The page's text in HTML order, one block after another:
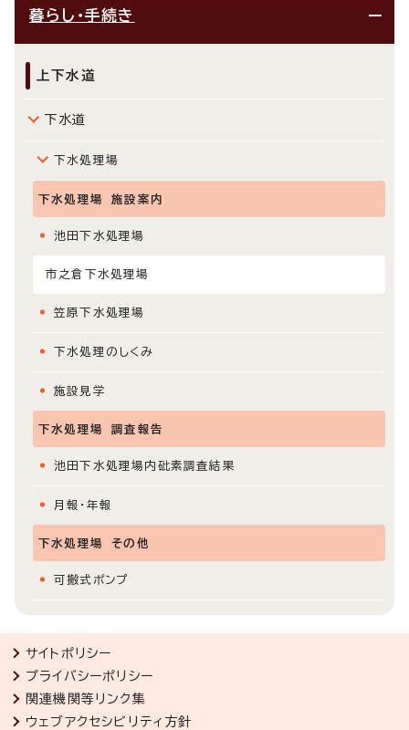
暮らし・手続き
上下水道
下水道
下水処理場
下水処理場 施設案内
池田下水処理場
市之倉下水処理場
笠原下水処理場
下水処理のしくみ
施設見学
下水処理場 調査報告
池田下水処理場内砒素調査結果
月報・年報
下水処理場 その他
可搬式ポンプ
サイトポリシー
プライバシーポリシー
関連機関等リンク集
ウェブアクセシビリティ方針